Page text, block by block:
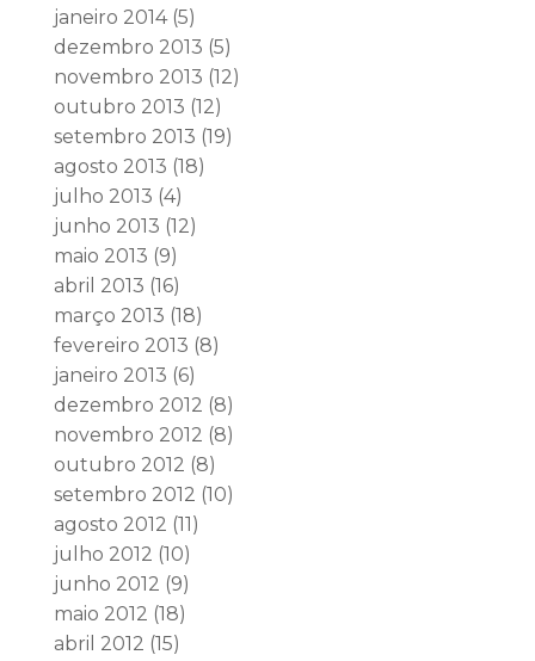
janeiro 2014(5)
dezembro 2013 (5)
novembro 2013 (12)
outubro 2013 (12)
setembro 2013 (19)
agosto 2013 (18)
julho 2013 (4)
junho 2013 (12)
maio 2013 (9)
abril 2013 (16)
março 2013 (18)
fevereiro 2013 (8)
janeiro 2013 (6)
dezembro 2012 (8)
novembro 2012 (8)
outubro 2012 (8)
setembro 2012 (10)
agosto 2012 (11)
julho 2012 (10)
junho 2012 (9)
maio 2012 (18)
abril 2012 (15)